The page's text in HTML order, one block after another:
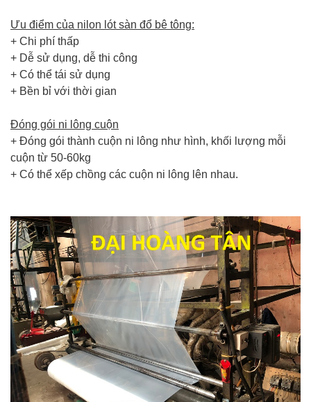
Ưu điểm của nilon lót sàn đổ bê tông:
+ Chi phí thấp
+ Dễ sử dụng, dễ thi công
+ Có thể tái sử dụng
+ Bền bỉ với thời gian
Đóng gói ni lông cuộn
+ Đóng gói thành cuộn ni lông như hình, khối lượng mỗi
cuộn từ 50-60kg
+ Có thể xếp chồng các cuộn ni lông lên nhau.